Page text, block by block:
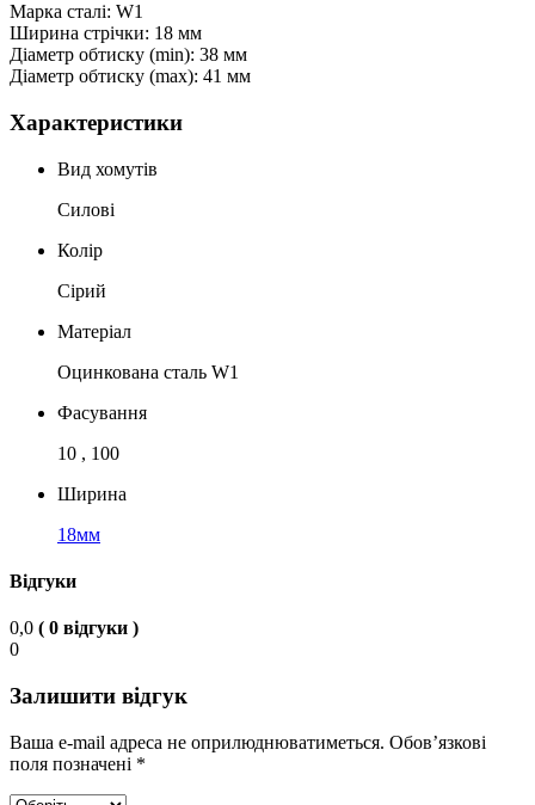
Марка сталі: W1
Ширина стрічки: 18 мм
Діаметр обтиску (min): 38 мм
Діаметр обтиску (max): 41 мм
Характеристики
Вид хомутів
Силові
Колір
Сірий
Матеріал
Оцинкована сталь W1
Фасування
10 , 100
Ширина
18мм
Відгуки
0,0 ( 0 відгуки )
0
Залишити відгук
Ваша e-mail адреса не оприлюднюватиметься. Обов’язкові
поля позначені *